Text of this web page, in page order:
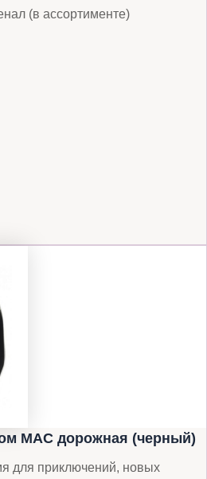
(в ассортименте)
MAC дорожная (черный)
для приключений, новых